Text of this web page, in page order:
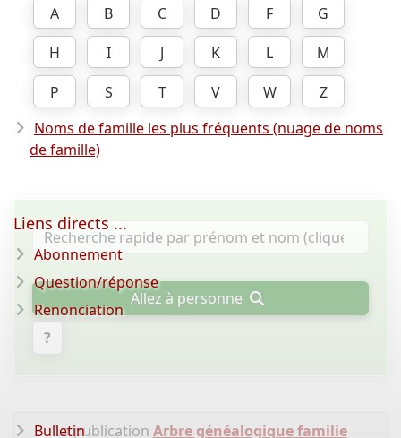
A
B C D F
G
H
I J K L
M
P
S T V W
Z
Noms de famille les plus fréquents (nuage de noms
de famille)
Allez à personne
?
La publication Arbre généalogique familie
Liens directs ...
Abonnement
Question/réponse
Renonciation
Bulletin